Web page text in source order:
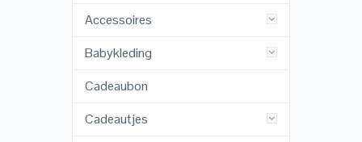
Accessoires
Babykleding
Cadeaubon
Cadeautjes